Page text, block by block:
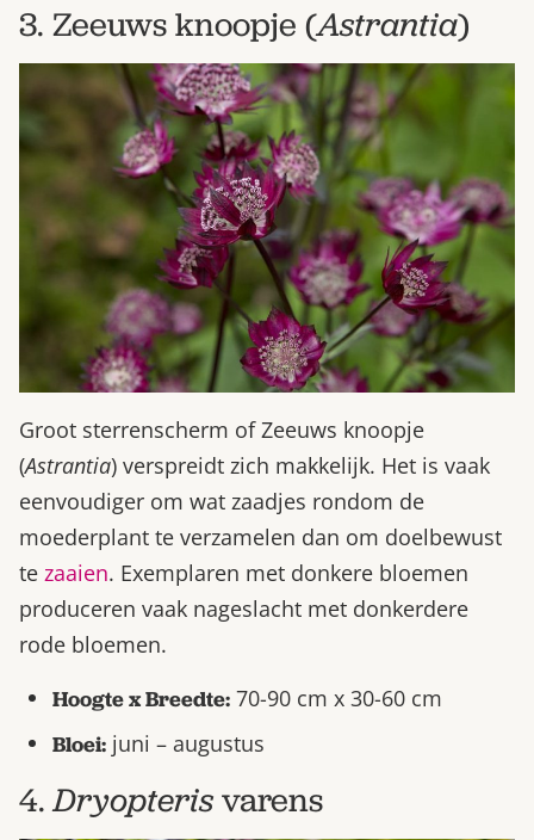
3. Zeeuws knoopje (Astrantia)
Groot sterrenscherm of Zeeuws knoopje
(Astrantia) verspreidt zich makkelijk. Het is vaak
eenvoudiger om wat zaadjes rondom de
moederplant te verzamelen dan om doelbewust
te zaaien. Exemplaren met donkere bloemen
produceren vaak nageslacht met donkerdere
rode bloemen.
Hoogte x Breedte: 70-90 cm x 30-60 cm
Bloei: juni – augustus
4.Dryopterisvarens